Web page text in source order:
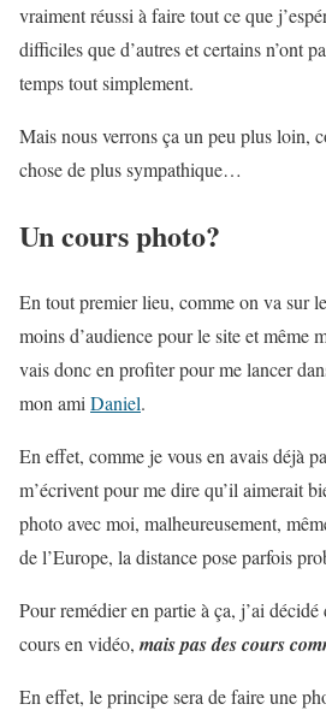
vraiment réussi à faire tout ce que
difficiles que d’autres et certains n’ont
temps tout simplement.
Mais nous verrons ça un peu plus loin,
chose de plus sympathique…
Un cours photo?
En tout premier lieu, comme on va sur
moins d’audience pour le site et même
vais donc en profiter pour me lancer
mon ami Daniel.
En effet, comme je vous en avais déjà
m’écrivent pour me dire qu’il aimerait
photo avec moi, malheureusement,
de l’Europe, la distance pose parfois
Pour remédier en partie à ça, j’ai décidé
cours en vidéo, mais pas des cours
En effet, le principe sera de faire une